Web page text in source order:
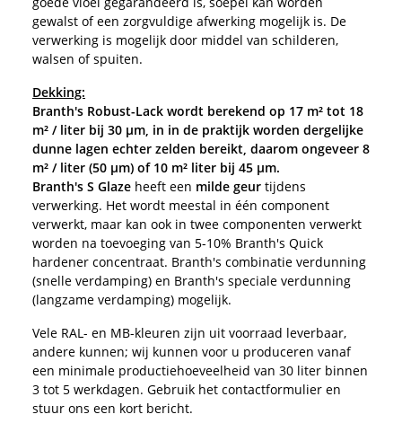
gewalst of een zorgvuldige afwerking mogelijk is. De
verwerking is mogelijk door middel van schilderen,
walsen of spuiten.
Dekking:
Branth's Robust-Lack wordt berekend op 17 m² tot 18
m² / liter bij 30 µm, in in de praktijk worden dergelijke
dunne lagen echter zelden bereikt, daarom ongeveer 8
m² / liter (50 µm) of 10 m² liter bij 45 µm.
Branth's S Glaze heeft een milde geur tijdens
verwerking. Het wordt meestal in één component
verwerkt, maar kan ook in twee componenten verwerkt
worden na toevoeging van 5-10% Branth's Quick
hardener concentraat. Branth's combinatie verdunning
(snelle verdamping) en Branth's speciale verdunning
(langzame verdamping) mogelijk.
Vele RAL- en MB-kleuren zijn uit voorraad leverbaar,
andere kunnen; wij kunnen voor u produceren vanaf
een minimale productiehoeveelheid van 30 liter binnen
3 tot 5 werkdagen. Gebruik het contactformulier en
stuur ons een kort bericht.